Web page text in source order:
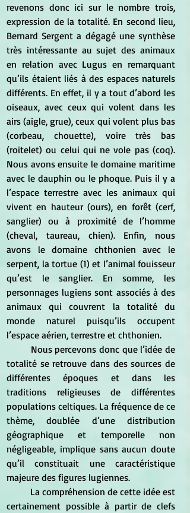
revenons donc ici sur le nombre trois,
expression de la totalité. En second lieu,
Bernard Sergent a dégagé une synthèse
très intéressante au sujet des animaux
en relation avec Lugus en remarquant
qu’ils étaient liés à des espaces naturels
différents. En effet, il y a tout d’abord les
oiseaux, avec ceux qui volent dans les
airs (aigle, grue), ceux qui volent plus bas
(corbeau, chouette), voire très bas
(roitelet) ou celui qui ne vole pas (coq).
Nous avons ensuite le domaine maritime
avec le dauphin ou le phoque. Puis il y a
l’espace terrestre avec les animaux qui
vivent en hauteur (ours), en forêt (cerf,
sanglier) ou à proximité de l’homme
(cheval, taureau, chien). Enfin, nous
avons le domaine chthonien avec le
serpent, la tortue (1) et l’animal fouisseur
qu’est le sanglier. En somme, les
personnages lugiens sont associés à des
animaux qui couvrent la totalité du
monde naturel puisqu’ils occupent
l’espace aérien, terrestre et chthonien.
totalité se retrouve dans des sources de
différentes époques et dans les
traditions religieuses de différentes
populations celtiques. La fréquence de ce
thème, doublée d’une distribution
géographique et temporelle non
négligeable, implique sans aucun doute
qu’il constituait une caractéristique
majeure des figures lugiennes.
certainement possible à partir de clefs